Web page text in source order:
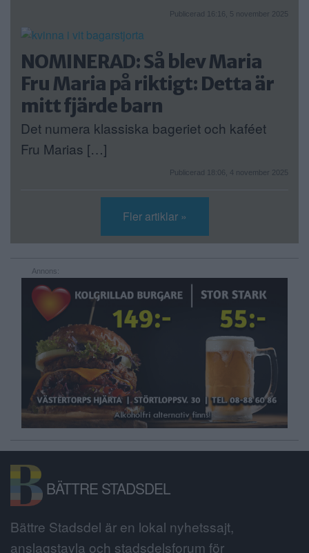
Publicerad 16:16, 5 november 2025
NOMINERAD: Så blev Maria
Fru Maria på riktigt: Detta är
mitt fjärde barn
Det numera klassiska bageriet och kaféet
Fru Marias […]
Publicerad 18:06, 4 november 2025
Fler artiklar »
Annons:
BÄTTRE STADSDEL
Bättre Stadsdel är en lokal nyhetssajt,
anslagstavla och stadsdelsforum för